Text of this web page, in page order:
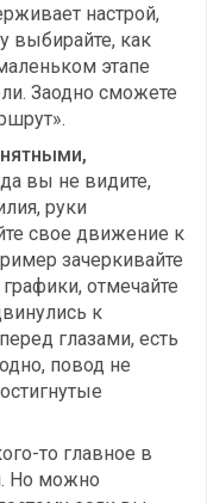
настрой,
выбирайте, как
этапе
Заодно сможете
вы не видите,
руки
свое движение к
зачеркивайте
отмечайте
к
глазами, есть
повод не
то главное в
Но можно